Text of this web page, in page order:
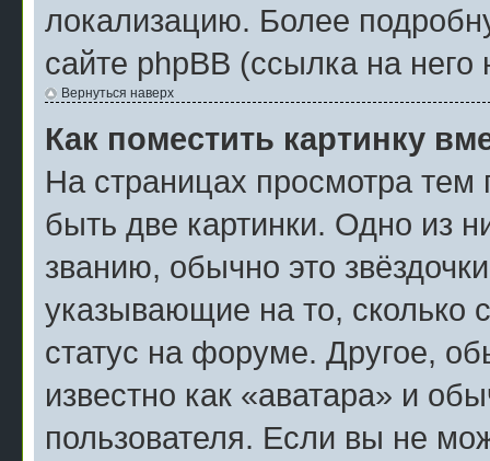
локализацию. Более
сайте phpBB (ссылка на
Вернуться наверх
Как поместить картинку
На страницах просмотра тем
быть две картинки. Одно из
званию, обычно это
указывающие на то, сколько
статус на форуме. Другое,
известно как «аватара» и
пользователя. Если вы не